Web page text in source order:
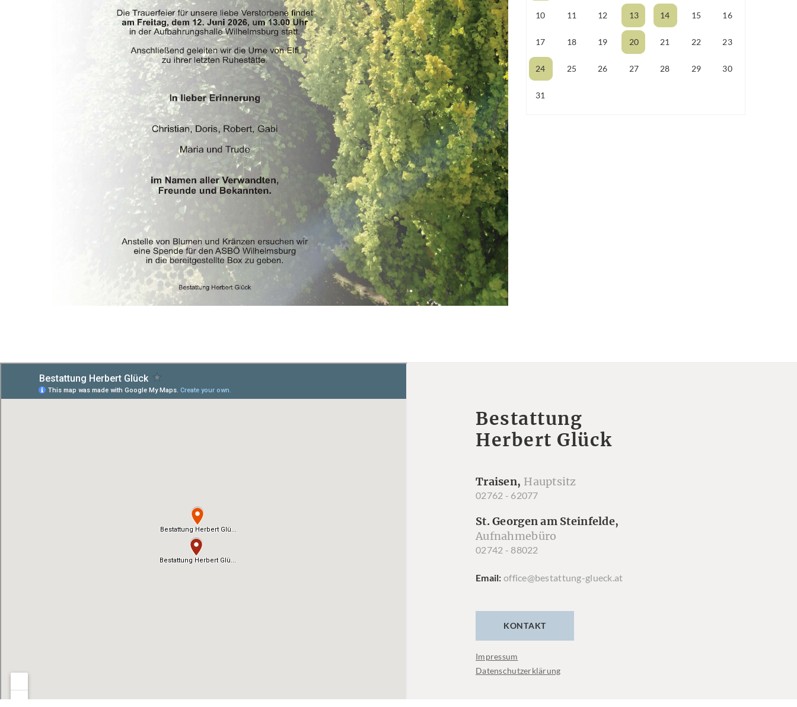
10 11 12 13 14 15 16
17 18 19 20 21 22 23
24 25 26 27 28 29 30
31
Bestattung
Herbert Glück
Traisen, Hauptsitz
02762 - 62077
St. Georgen am Steinfelde,
Aufnahmebüro
02742 - 88022
Email office@bestattung-glueck.at
KONTAKT
Impressum
Datenschutzerklärung